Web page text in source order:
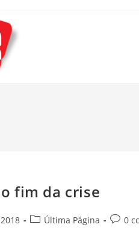
fim da crise
Última Página 0